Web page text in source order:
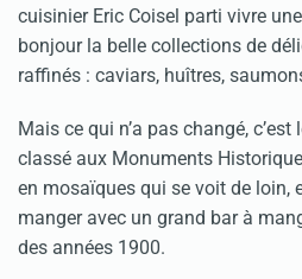
cuisinier Eric Coisel parti vivre
bonjour la belle collections de
raffinés : caviars, huîtres,
Mais ce qui n’a pas changé,
classé aux Monuments
en mosaïques qui se voit de loin,
manger avec un grand bar à
des années 1900.